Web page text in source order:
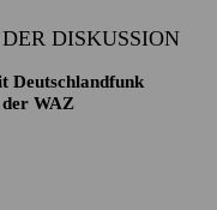
DISKUSSION
Deutschlandfunk
WAZ